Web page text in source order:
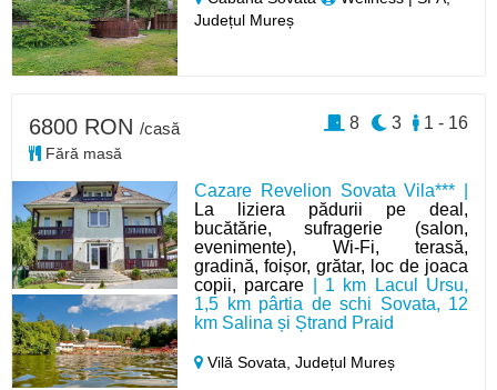
Județul Mureș
Cazare Revelion Sovata Vila*** |
La liziera pădurii pe deal,
bucătărie, sufragerie (salon,
evenimente), Wi-Fi, terasă,
gradină, foișor, grătar, loc de joaca
copii, parcare | 1 km Lacul Ursu,
1,5 km pârtia de schi Sovata, 12
km Salina și Ștrand Praid
Vilă Sovata,Județul Mureș
6800 RON /casă
Fără masă
1 - 16
3
8